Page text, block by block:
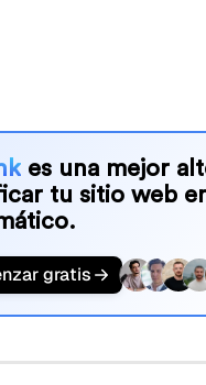
es una mejor
tu sitio web
gratis